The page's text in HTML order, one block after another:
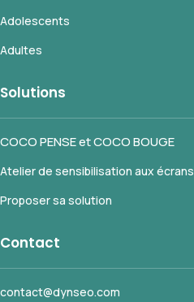
Adolescents
Adultes
Solutions
COCO PENSE et COCO BOUGE
Atelier de sensibilisation aux écrans
Proposer sa solution
Contact
contact@dynseo.com